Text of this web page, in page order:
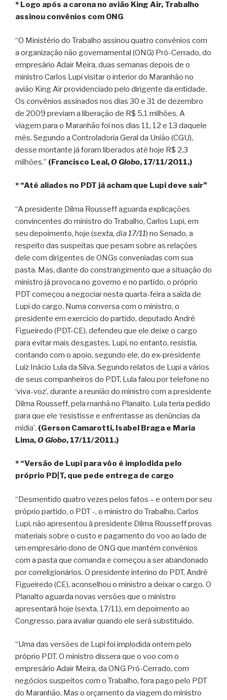
* Logo após a carona no avião King Air, Trabalho
assinou convênios com ONG
“O Ministério do Trabalho assinou quatro convênios com
a organização não governamental (ONG) Pró-Cerrado, do
empresário Adair Meira, duas semanas depois de o
ministro Carlos Lupi visitar o interior do Maranhão no
avião King Air providenciado pelo dirigente da entidade.
Os convênios assinados nos dias 30 e 31 de dezembro
de 2009 previam a liberação de R$ 5,1 milhões. A
viagem para o Maranhão foi nos dias 11, 12 e 13 daquele
mês. Segundo a Controladoria Geral da União (CGU),
desse montante já foram liberados até hoje R$ 2,3
milhões.” (Francisco Leal,O Globo, 17/11/2011.)
* “Até aliados no PDT já acham que Lupi deve sair”
“A presidente Dilma Rousseff aguarda explicações
convincentes do ministro do Trabalho, Carlos Lupi, em
seu depoimento, hoje (sexta, dia 17/11) no Senado, a
respeito das suspeitas que pesam sobre as relações
dele com dirigentes de ONGs conveniadas com sua
pasta. Mas, diante do constrangimento que a situação do
ministro já provoca no governo e no partido, o próprio
PDT começou a negociar nesta quarta-feira a saída de
Lupi do cargo. Numa conversa com o ministro, o
presidente em exercício do partido, deputado André
Figueiredo (PDT-CE), defendeu que ele deixe o cargo
para evitar mais desgastes. Lupi, no entanto, resistia,
contando com o apoio, segundo ele, do ex-presidente
Luiz Inácio Lula da Silva. Segundo relatos de Lupi a vários
de seus companheiros do PDT, Lula falou por telefone no
‘viva-voz’, durante a reunião do ministro com a presidente
Dilma Rousseff, pela manhã no Planalto. Lula teria pedido
para que ele ‘resistisse e enfrentasse as denúncias da
mídia’. (Gerson Camarotti, Isabel Braga e Maria
Lima,O Globo, 17/11/2011.)
* “Versão de Lupi para vôo é implodida pelo
próprio PD|T, que pede entrega de cargo
“Desmentido quatro vezes pelos fatos – e ontem por seu
próprio partido, o PDT -, o ministro do Trabalho, Carlos
Lupi, não apresentou à presidente Dilma Rousseff provas
materiais sobre o custo e pagamento do voo ao lado de
um empresário dono de ONG que mantém convênios
com a pasta que comanda e começou a ser abandonado
por correligionários. O presidente interino do PDT, André
Figueiredo (CE), aconselhou o ministro a deixar o cargo. O
Planalto aguarda novas versões que o ministro
apresentará hoje (sexta, 17/11), em depoimento ao
Congresso, para avaliar quando ele será substituído.
“Uma das versões de Lupi foi implodida ontem pelo
próprio PDT. O ministro dissera que o voo com o
empresário Adair Meira, da ONG Pró-Cerrado, com
negócios suspeitos com o Trabalho, fora pago pelo PDT
do Maranhão. Mas o orçamento da viagem do ministro